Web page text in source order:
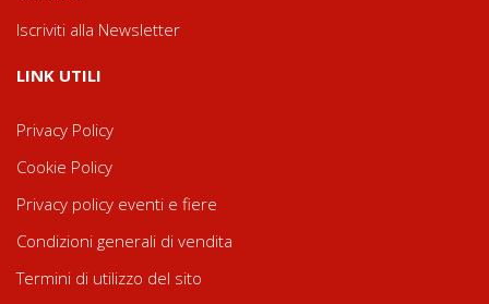
Iscriviti alla Newsletter
LINK UTILI
Privacy Policy
Cookie Policy
Privacy policy eventi e fiere
Condizioni generali di vendita
Termini di utilizzo del sito